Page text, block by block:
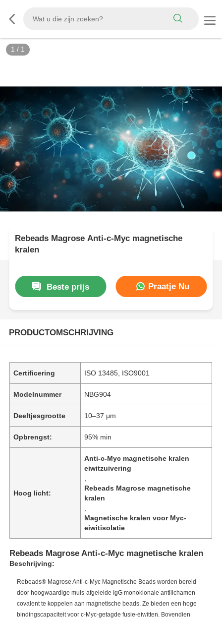
1 / 1
Rebeads Magrose Anti-c-Myc magnetische
kralen
Beste prijs Praatje Nu
PRODUCTOMSCHRIJVING
Certificering ISO 13485, ISO9001
Modelnummer NBG904
Deeltjesgrootte 10–37 μm
Opbrengst: 95% min
Hoog licht:
Anti-c-Myc magnetische kralen
eiwitzuivering
Rebeads Magrose magnetische
kralen
Magnetische kralen voor Myc-
eiwitisolatie
Rebeads Magrose Anti-c-Myc magnetische kralen
Beschrijving:
Rebeads® Magrose Anti-c-Myc Magnetische Beads worden bereid
door hoogwaardige muis-afgeleide IgG monoklonale antilichamen
covalent te koppelen aan magnetische beads. Ze bieden een hoge
bindingscapaciteit voor c-Myc-getagde fusie-eiwitten. Bovendien